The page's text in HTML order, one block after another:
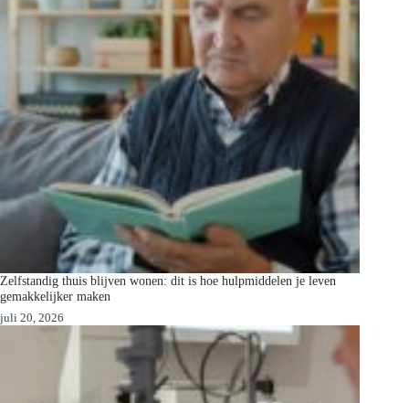
Zelfstandig thuis blijven wonen: dit is hoe hulpmiddelen je leven
gemakkelijker maken
juli 20, 2026